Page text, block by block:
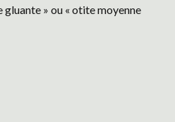
gluante » ou « otite moyenne